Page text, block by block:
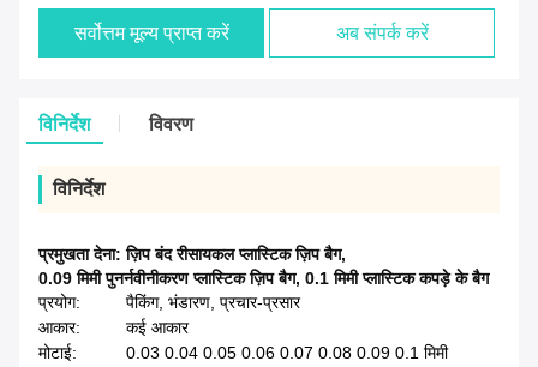
सर्वोत्तम मूल्य प्राप्त करें अब संपर्क करें
विनिर्देश विवरण
विनिर्देश
प्रमुखता देना:ज़िप बंद रीसायकल प्लास्टिक ज़िप बैग,
0.09 मिमी पुनर्नवीनीकरण प्लास्टिक ज़िप बैग, 0.1 मिमी प्लास्टिक कपड़े के बैग
प्रयोग:
पैकिंग, भंडारण, प्रचार-प्रसार
आकार:
कई आकार
मोटाई:
0.03 0.04 0.05 0.06 0.07 0.08 0.09 0.1 मिमी